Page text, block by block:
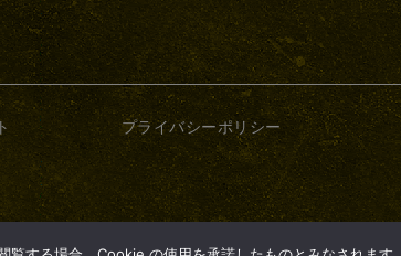
プライバシーポリシー